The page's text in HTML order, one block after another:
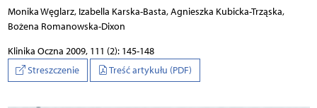
Monika Węglarz, Izabella Karska-Basta, Agnieszka Kubicka-Trząska,
Bożena Romanowska-Dixon
Klinika Oczna 2009, 111 (2): 145-148
Streszczenie
Treść artykułu (PDF)